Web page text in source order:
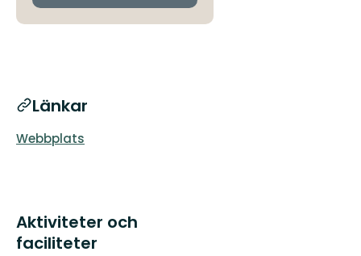
Länkar
Webbplats
Aktiviteter och
faciliteter